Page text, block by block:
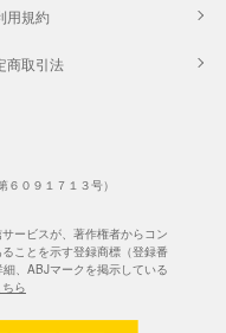
用規約
商取引法
ービスが、著作権者からコン
ことを示す登録商標（登録番
、ABJマークを掲示している
ちら